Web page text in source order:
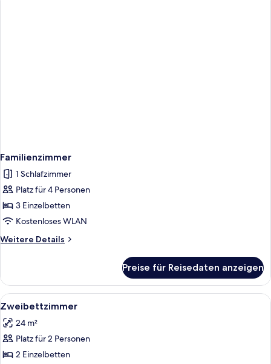
Familienzimmer
1 Schlafzimmer
Platz für 4 Personen
3 Einzelbetten
Kostenloses WLAN
Weitere Details
Weitere
Preise für Reisedaten anzeigen
Alle
Fotos
für
Zweibettzimmer
anzeigen
Ein modernes Hotelzimmer mit
5
Zweibettzimmer
24 m²
Platz für 2 Personen
2 Einzelbetten